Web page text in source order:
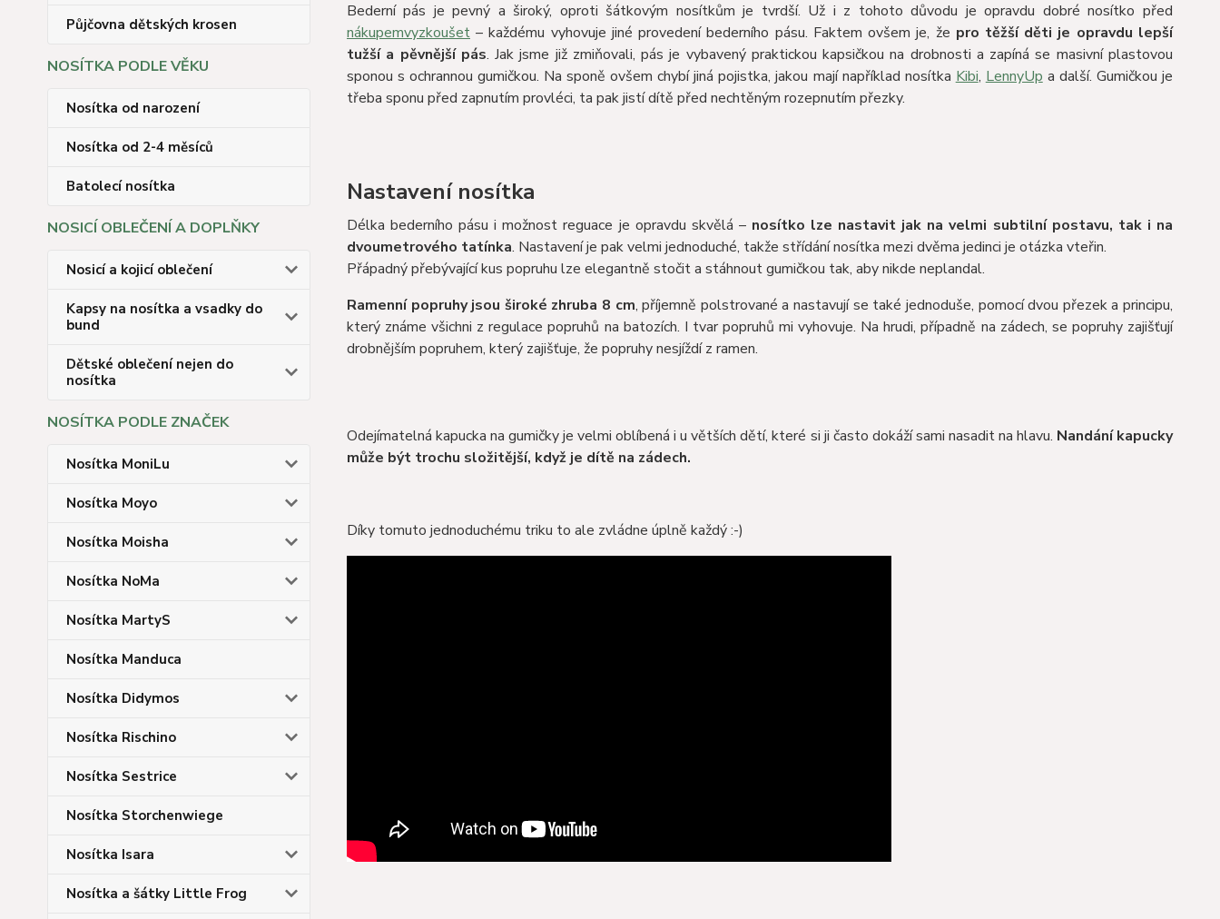
Půjčovna dětských krosen
NOSÍTKA PODLE VĚKU
Nosítka od narození
Nosítka od 2-4 měsíců
Batolecí nosítka
NOSICÍ OBLEČENÍ A DOPLŇKY
Nosicí a kojicí oblečení
Kapsy na nosítka a vsadky do
bund
Dětské oblečení nejen do
nosítka
NOSÍTKA PODLE ZNAČEK
Nosítka MoniLu
Nosítka Moyo
Nosítka Moisha
Nosítka NoMa
Nosítka MartyS
Nosítka Manduca
Nosítka Didymos
Nosítka Rischino
Nosítka Sestrice
Nosítka Storchenwiege
Nosítka Isara
Nosítka a šátky Little Frog
Bederní pás je pevný a široký, oproti šátkovým nosítkům je tvrdší. Už i z tohoto důvodu je opravdu dobré nosítko před
nákupemvyzkoušet– každému vyhovuje jiné provedení bederního pásu. Faktem ovšem je, že pro těžší děti je opravdu lepší
tužší a pěvnější pás. Jak jsme již zmiňovali, pás je vybavený praktickou kapsičkou na drobnosti a zapíná se masivní plastovou
sponou s ochrannou gumičkou. Na sponě ovšem chybí jiná pojistka, jakou mají například nosítka Kibi, LennyUp a další. Gumičkou je
třeba sponu před zapnutím provléci, ta pak jistí dítě před nechtěným rozepnutím přezky.
Nastavení nosítka
Délka bederního pásu i možnost reguace je opravdu skvělá – nosítko lze nastavit jak na velmi subtilní postavu, tak i na
dvoumetrového tatínka. Nastavení je pak velmi jednoduché, takže střídání nosítka mezi dvěma jedinci je otázka vteřin.
Přápadný přebývající kus popruhu lze elegantně stočit a stáhnout gumičkou tak, aby nikde neplandal.
Ramenní popruhy jsou široké zhruba 8 cm, příjemně polstrované a nastavují se také jednoduše, pomocí dvou přezek a principu,
který známe všichni z regulace popruhů na batozích. I tvar popruhů mi vyhovuje. Na hrudi, případně na zádech, se popruhy zajišťují
drobnějším popruhem, který zajišťuje, že popruhy nesjíždí z ramen.
Odejímatelná kapucka na gumičky je velmi oblíbená i u větších dětí, které si ji často dokáží sami nasadit na hlavu. Nandání kapucky
může být trochu složitější, když je dítě na zádech.
Díky tomuto jednoduchému triku to ale zvládne úplně každý :-)